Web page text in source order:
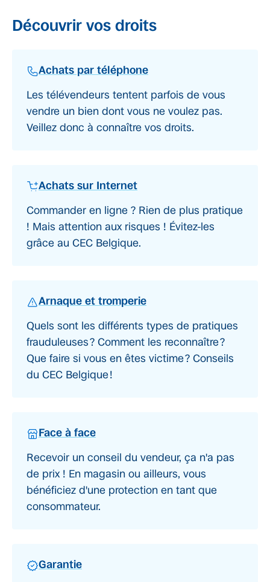
Découvrir vos droits
Achats par téléphone
Les télévendeurs tentent parfois de vous
vendre un bien dont vous ne voulez pas.
Veillez donc à connaître vos droits.
Achats sur Internet
Commander en ligne ? Rien de plus pratique
! Mais attention aux risques ! Évitez-les
grâce au CEC Belgique.
Arnaque et tromperie
Quels sont les différents types de pratiques
frauduleuses ? Comment les reconnaître ?
Que faire si vous en êtes victime ? Conseils
du CEC Belgique !
Face à face
Recevoir un conseil du vendeur, ça n'a pas
de prix ! En magasin ou ailleurs, vous
bénéficiez d'une protection en tant que
consommateur.
Garantie